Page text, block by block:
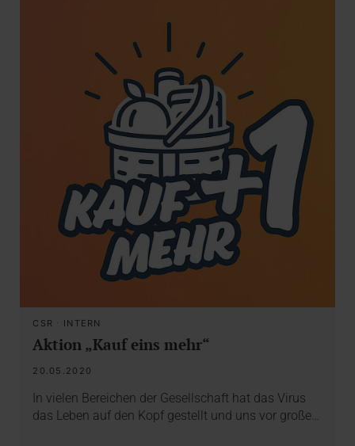
CSR · INTERN
Aktion „Kauf eins mehr“
20.05.2020
In vielen Bereichen der Gesellschaft hat das Virus
das Leben auf den Kopf gestellt und uns vor große…